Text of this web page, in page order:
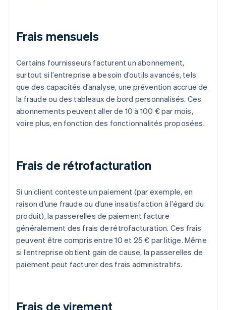
Frais mensuels
Certains fournisseurs facturent un abonnement,
surtout si l’entreprise a besoin d’outils avancés, tels
que des capacités d’analyse, une prévention accrue de
la fraude ou des tableaux de bord personnalisés. Ces
abonnements peuvent aller de 10 à 100 € par mois,
voire plus, en fonction des fonctionnalités proposées.
Frais de rétrofacturation
Si un client conteste un paiement (par exemple, en
raison d’une fraude ou d’une insatisfaction à l’égard du
produit), la passerelles de paiement facture
généralement des frais de rétrofacturation. Ces frais
peuvent être compris entre 10 et 25 € par litige. Même
si l’entreprise obtient gain de cause, la passerelles de
paiement peut facturer des frais administratifs.
Frais de virement